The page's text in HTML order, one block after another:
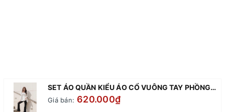
SET ÁO QUẦN KIỂU ÁO CỔ VUÔNG TAY PHỒNG QUẦN LOE
Giá bán: 620.000₫